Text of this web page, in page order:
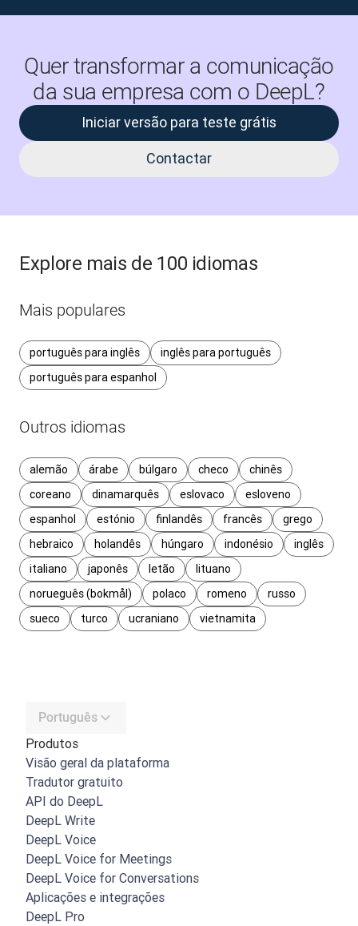
Quer transformar a comunicação
da sua empresa com o DeepL?
Iniciar versão para teste grátis
Contactar
Explore mais de 100 idiomas
Mais populares
português para inglês
inglês para português
português para espanhol
Outros idiomas
alemão árabe búlgaro checo
chinês
coreano
dinamarquês eslovaco
esloveno
espanhol
estónio finlandês francês
grego
hebraico
holandês húngaro indonésio
inglês
italiano
japonês letão
lituano
norueguês (bokmål)
polaco romeno
russo
sueco
turco ucraniano vietnamita
Português
Produtos
Visão geral da plataforma
Tradutor gratuito
API do DeepL
DeepL Write
DeepL Voice
DeepL Voice for Meetings
DeepL Voice for Conversations
Aplicações e integrações
DeepL Pro